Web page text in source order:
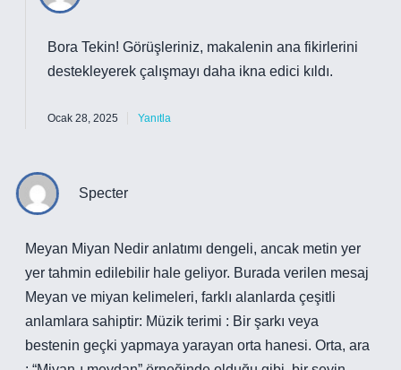
Bora Tekin! Görüşleriniz, makalenin ana fikirlerini
destekleyerek çalışmayı daha ikna edici kıldı.
Ocak 28, 2025 Yanıtla
Specter
Meyan Miyan Nedir anlatımı dengeli, ancak metin yer
yer tahmin edilebilir hale geliyor. Burada verilen mesaj
Meyan ve miyan kelimeleri, farklı alanlarda çeşitli
anlamlara sahiptir: Müzik terimi : Bir şarkı veya
bestenin geçki yapmaya yarayan orta hanesi. Orta, ara